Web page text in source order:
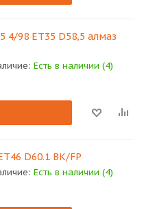
4/98 ET35 D58,5 алмаз
Есть в наличии (4)
D60.1 BK/FP
Есть в наличии (4)